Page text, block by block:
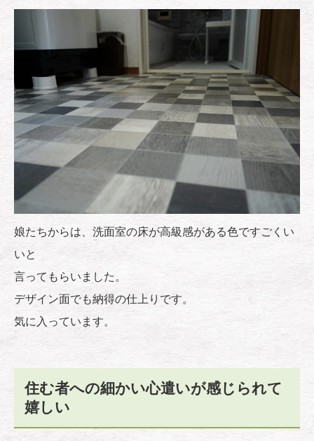
娘たちからは、洗面室の床が高級感がある色ですごくい
いと
言ってもらいました。
デザイン面でも納得の仕上りです。
気に入っています。
住む者への細かい心遣いが感じられて
嬉しい